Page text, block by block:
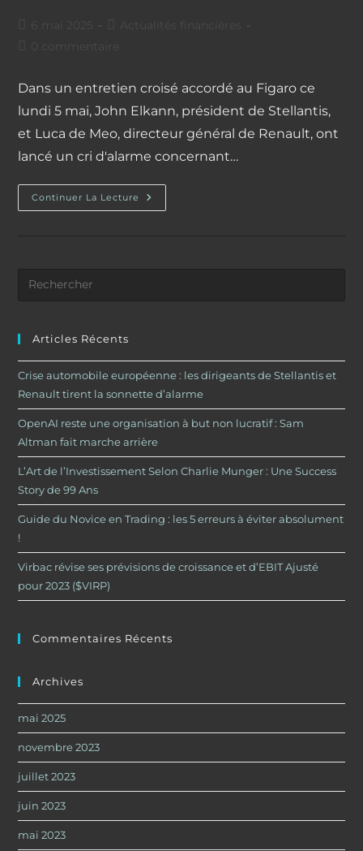
6 mai 2025
Actualités financières
la
publication :
Dans un entretien croisé accordé au Figaro ce
lundi 5 mai, John Elkann, président de Stellantis,
et Luca de Meo, directeur général de Renault, ont
lancé un cri d'alarme concernant…
Continuer La Lecture Crise
Automobile
Articles Récents
Crise automobile européenne : les dirigeants de Stellantis et
Renault tirent la sonnette d’alarme
OpenAI reste une organisation à but non lucratif : Sam
Altman fait marche arrière
L’Art de l’Investissement Selon Charlie Munger : Une Success
Story de 99 Ans
Guide du Novice en Trading : les 5 erreurs à éviter absolument
!
Virbac révise ses prévisions de croissance et d’EBIT Ajusté
pour 2023 ($VIRP)
Commentaires Récents
Archives
mai 2025
novembre 2023
juillet 2023
juin 2023
mai 2023